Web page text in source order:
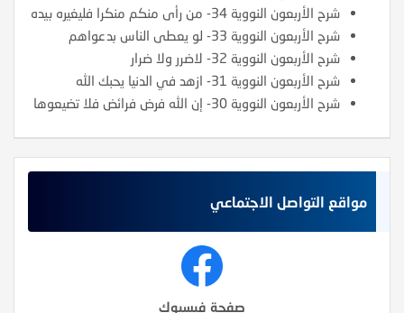
شرح الأربعون النووية 34- من رأى منكم منكرا فليغيره بيده
شرح الأربعون النووية 33- لو يعطى الناس بدعواهم
شرح الأربعون النووية 32- لاضرر ولا ضرار
شرح الأربعون النووية 31- ازهد في الدنيا يحبك الله
شرح الأربعون النووية 30- إن الله فرض فرائض فلا تضيعوها
مواقع التواصل الاجتماعي
صفحة فيسبوك